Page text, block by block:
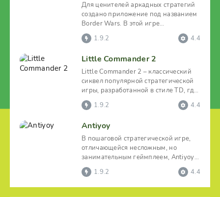
Для ценителей аркадных стратегий
создано приложение под названием
Border Wars. В этой игре
пользователя увлекут
1.9.2 4.4
Little Commander 2
Little Commander 2 – классический
сиквел популярной стратегической
игры, разработанной в стиле TD, где
пользователь
1.9.2 4.4
Antiyoy
В пошаговой стратегической игре,
отличающейся несложным, но
занимательным геймплеем, Antiyoy
пользователь будет
1.9.2 4.4